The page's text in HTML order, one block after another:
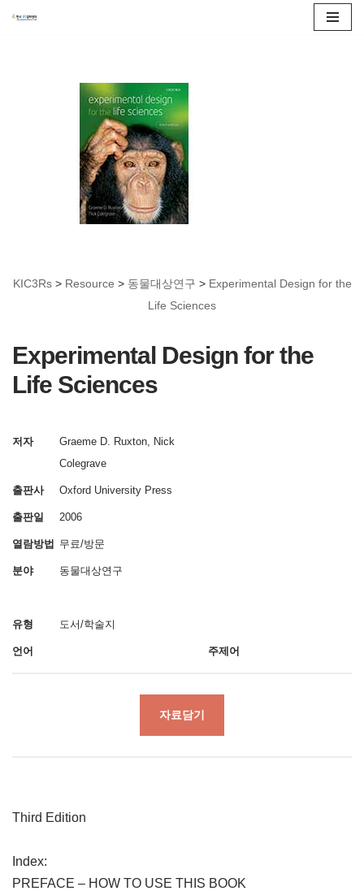
KIC3Rs> Resource > 동물대상연구 > Experimental Design for the
Life Sciences
Experimental Design for the
Life Sciences
저자
Graeme D. Ruxton, Nick
Colegrave
출판사 Oxford University Press
출판일 2006
열람방법 무료/방문
분야 동물대상연구
유형 도서/학술지
언어 주제어
자료담기
Third Edition
Index:
PREFACE – HOW TO USE THIS BOOK